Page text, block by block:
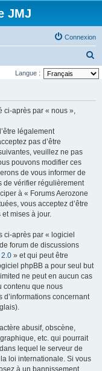
JMJ
Connexion
e
Langue :
ci-après par « nous »,
légalement
pas d’être
veuillez ne pas
pouvons modifier ces
de vous informer de
de vérifier régulièrement
à « Forums Aerozone
vous acceptez d’être
mises à jour.
ci-après par « logiciel
forum de discussions
» et qui peut être
phpBB a pour seul but
ne peut en aucun cas
contenu que nous
d’informations concernant
abusif, obscène,
etc. qui pourrait
lequel le serveur de
loi internationale. Si vous
à un bannissement